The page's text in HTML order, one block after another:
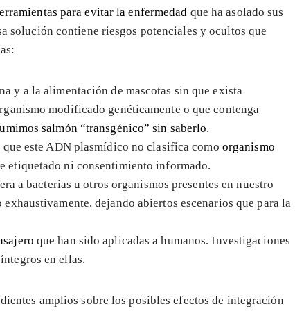
para evitar la enfermedad que ha asolado sus
solución contiene riesgos potenciales y ocultos que
y a la alimentación de mascotas sin que exista
modificado genéticamente o que contenga
salmón “transgénico” sin saberlo.
este ADN plasmídico no clasifica como organismo
etiquetado ni consentimiento informado.
a bacterias u otros organismos presentes en nuestro
dejando abiertos escenarios que para la
que han sido aplicadas a humanos. Investigaciones
en ellas.
amplios sobre los posibles efectos de integración